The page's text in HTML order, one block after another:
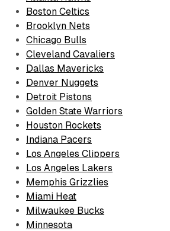
Boston Celtics
Brooklyn Nets
Chicago Bulls
Cleveland Cavaliers
Dallas Mavericks
Denver Nuggets
Detroit Pistons
Golden State Warriors
Houston Rockets
Indiana Pacers
Los Angeles Clippers
Los Angeles Lakers
Memphis Grizzlies
Miami Heat
Milwaukee Bucks
Minnesota